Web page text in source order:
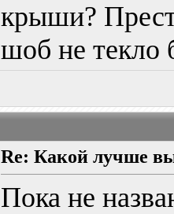
крыши?
шоб не текло
Re: Какой лучше
Пока не